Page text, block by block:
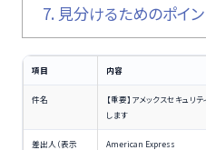
7. 見分けるためのポイン
項目 内容
件名
【重要】アメックスセキュリ
します
差出人（表示
American Express